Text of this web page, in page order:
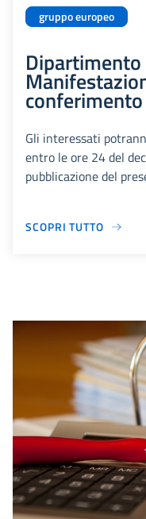
gruppo europeo
Gli interessati
entro le ore 24 del
pubblicazione del
SCOPRI TUTTO